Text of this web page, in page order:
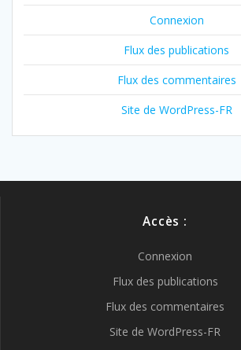
Connexion
Flux des publications
Flux des commentaires
Site de WordPress-FR
Accès :
Connexion
Flux des publications
Flux des commentaires
Site de WordPress-FR